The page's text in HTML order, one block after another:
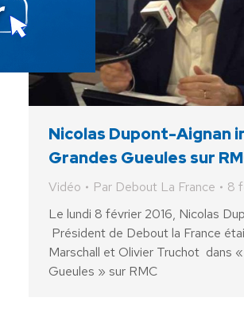
Nicolas Dupont-Aignan
Grandes Gueules sur
Vidéo Par Debout La France
8
Le lundi 8 février 2016, Nicolas
Président de Debout la France
Marschall et Olivier Truchot dans
Gueules » sur RMC